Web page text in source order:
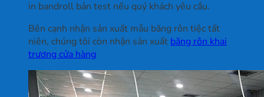
in bandroll bản test nếu quý khách yêu cầu.
Bên cạnh nhận sản xuất mẫu băng rôn tiệc tất
niên, chúng tôi còn nhận sản xuất băng rôn khai
trương cửa hàng